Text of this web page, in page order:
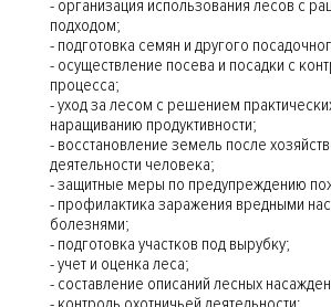
- организация использования лесов с
подходом;
- подготовка семян и другого
- осуществление посева и посадки с
процесса;
- уход за лесом с решением
наращиванию продуктивности;
- восстановление земель после
деятельности человека;
- защитные меры по предупреждению
- профилактика заражения вредными
болезнями;
- подготовка участков под вырубку;
- учет и оценка леса;
- составление описаний лесных